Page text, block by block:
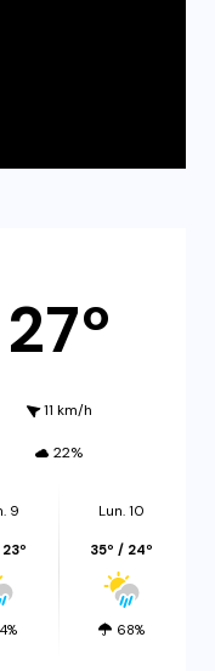
27º
11 km/h
22%
9 Lun. 10
35º / 24º
68%